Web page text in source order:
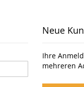
Neue
Ihre
mehreren